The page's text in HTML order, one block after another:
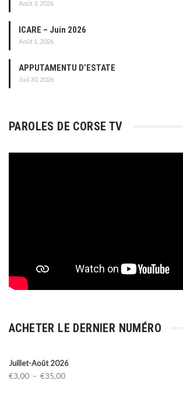
Août 3, 2026
ICARE – Juin 2026
Août 1, 2026
APPUTAMENTU D’ESTATE
Juil 30, 2026
PAROLES DE CORSE TV
ACHETER LE DERNIER NUMÉRO
Juillet-Août 2026
€3,00 – €35,00Plage